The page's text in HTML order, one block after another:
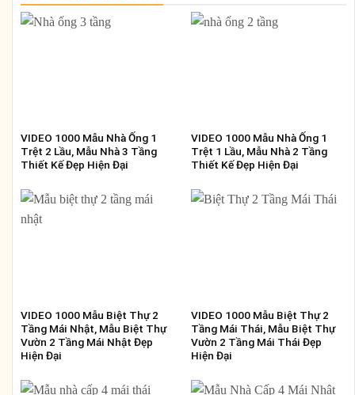
VIDEO 1000 Mẫu Nhà Ống 1
Trệt 2 Lầu, Mẫu Nhà 3 Tầng
Thiết Kế Đẹp Hiện Đại
VIDEO 1000 Mẫu Nhà Ống 1
Trệt 1 Lầu, Mẫu Nhà 2 Tầng
Thiết Kế Đẹp Hiện Đại
VIDEO 1000 Mẫu Biệt Thự 2
Tầng Mái Nhật, Mẫu Biệt Thự
Vườn 2 Tầng Mái Nhật Đẹp
Hiện Đại
VIDEO 1000 Mẫu Biệt Thự 2
Tầng Mái Thái, Mẫu Biệt Thự
Vườn 2 Tầng Mái Thái Đẹp
Hiện Đại